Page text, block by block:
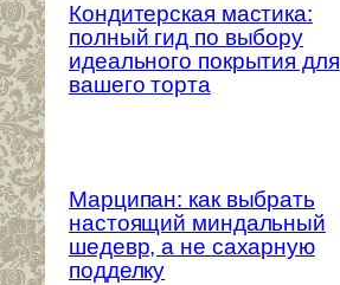
Кондитерская мастика:
полный гид по выбору
идеального покрытия для
вашего торта
Марципан: как выбрать
настоящий миндальный
шедевр, а не сахарную
подделку